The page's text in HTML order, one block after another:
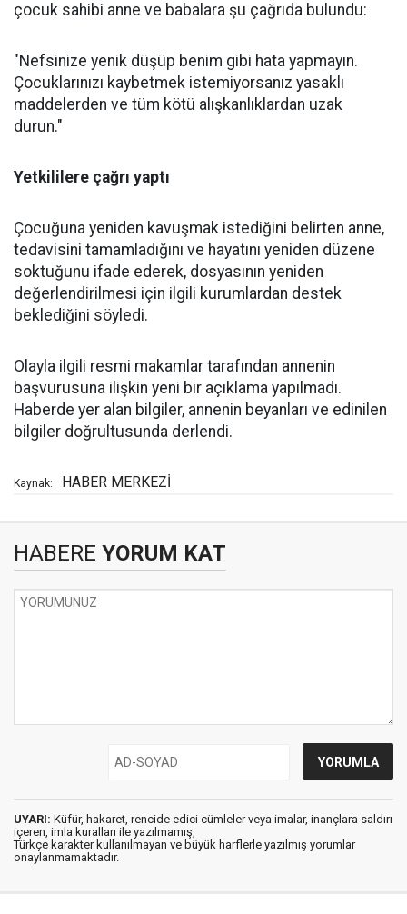
çocuk sahibi anne ve babalara şu çağrıda bulundu:
"Nefsinize yenik düşüp benim gibi hata yapmayın.
Çocuklarınızı kaybetmek istemiyorsanız yasaklı
maddelerden ve tüm kötü alışkanlıklardan uzak
durun."
Yetkililere çağrı yaptı
Çocuğuna yeniden kavuşmak istediğini belirten anne,
tedavisini tamamladığını ve hayatını yeniden düzene
soktuğunu ifade ederek, dosyasının yeniden
değerlendirilmesi için ilgili kurumlardan destek
beklediğini söyledi.
Olayla ilgili resmi makamlar tarafından annenin
başvurusuna ilişkin yeni bir açıklama yapılmadı.
Haberde yer alan bilgiler, annenin beyanları ve edinilen
bilgiler doğrultusunda derlendi.
Kaynak: HABER MERKEZİ
HABERE YORUM KAT
UYARI: Küfür, hakaret, rencide edici cümleler veya imalar, inançlara saldırı
içeren, imla kuralları ile yazılmamış,
Türkçe karakter kullanılmayan ve büyük harflerle yazılmış yorumlar
onaylanmamaktadır.